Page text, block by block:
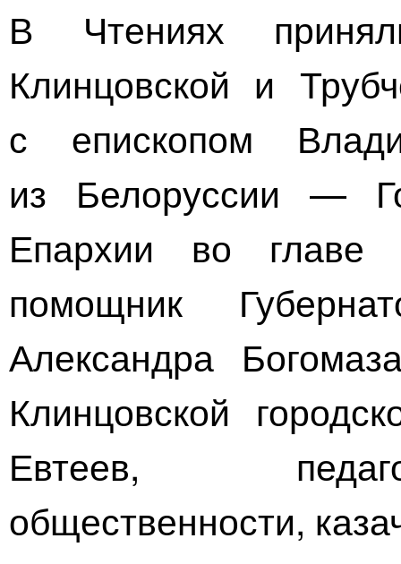
В Чтениях
Клинцовской и
с епископом
из Белоруссии —
Епархии во главе
помощник
Александра
Клинцовской
Евтеев,
общественности,